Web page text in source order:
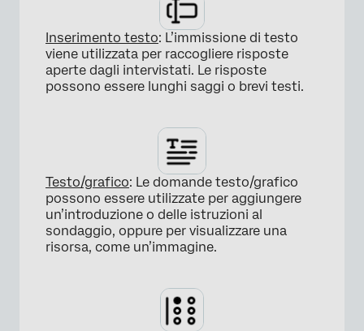
Inserimento testo: L’immissione di testo
viene utilizzata per raccogliere risposte
aperte dagli intervistati. Le risposte
possono essere lunghi saggi o brevi testi.
Testo/grafico: Le domande testo/grafico
possono essere utilizzate per aggiungere
un’introduzione o delle istruzioni al
sondaggio, oppure per visualizzare una
risorsa, come un’immagine.